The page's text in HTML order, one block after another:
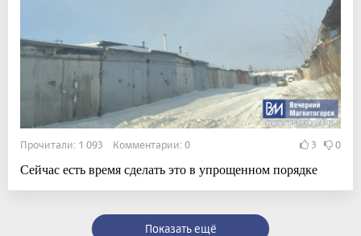
Прочитали: 1 093 Комментарии: 0 3 0
Сейчас есть время сделать это в упрощенном порядке
Показать ещё